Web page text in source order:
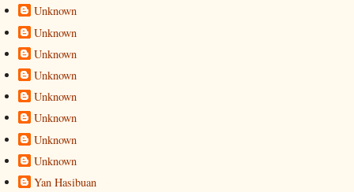
Unknown
Unknown
Unknown
Unknown
Unknown
Unknown
Unknown
Unknown
Yan Hasibuan